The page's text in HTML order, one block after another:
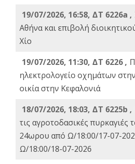
19/07/2026, 16:58, ΔΤ 6226a ,
Αθήνα και επιβολή
Χίο
19/07/2026, 11:30, ΔΤ 6226 ,
ηλεκτρολογείο οχημάτων
οικία στην Κεφαλονιά
18/07/2026, 18:03, ΔΤ 6225b ,
τις αγροτοδασικές πυρκαγιές
24ωρου από Ω/18:00/17-07-
Ω/18:00/18-07-2026